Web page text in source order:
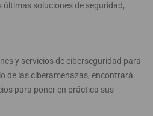
últimas soluciones de seguridad,
y servicios de ciberseguridad para
de las ciberamenazas, encontrará
para poner en práctica sus